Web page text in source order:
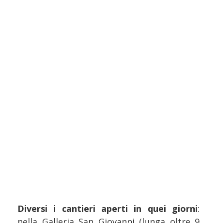
Diversi i cantieri aperti in quei giorni: